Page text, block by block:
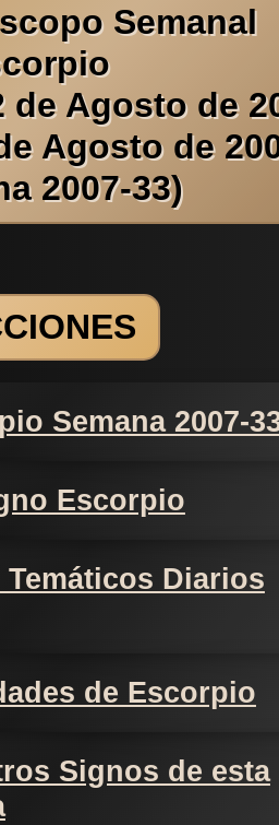
Semanal
de Agosto de
Agosto de
2007-33)
Semana 2007-
Escorpio
Diarios
de Escorpio
Signos de esta